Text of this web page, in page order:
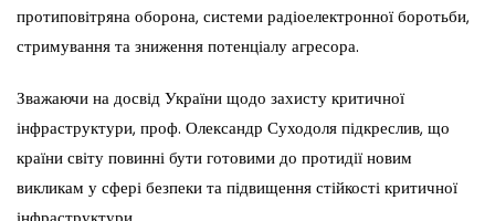
протиповітряна оборона, системи радіоелектронної боротьби,
стримування та зниження потенціалу агресора.
Зважаючи на досвід України щодо захисту критичної
інфраструктури, проф. Олександр Суходоля підкреслив, що
країни світу повинні бути готовими до протидії новим
викликам у сфері безпеки та підвищення стійкості критичної